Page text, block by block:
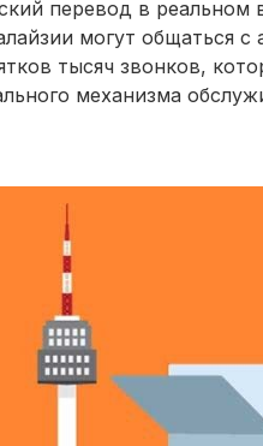
перевод в реальном
могут общаться
тысяч звонков,
механизма